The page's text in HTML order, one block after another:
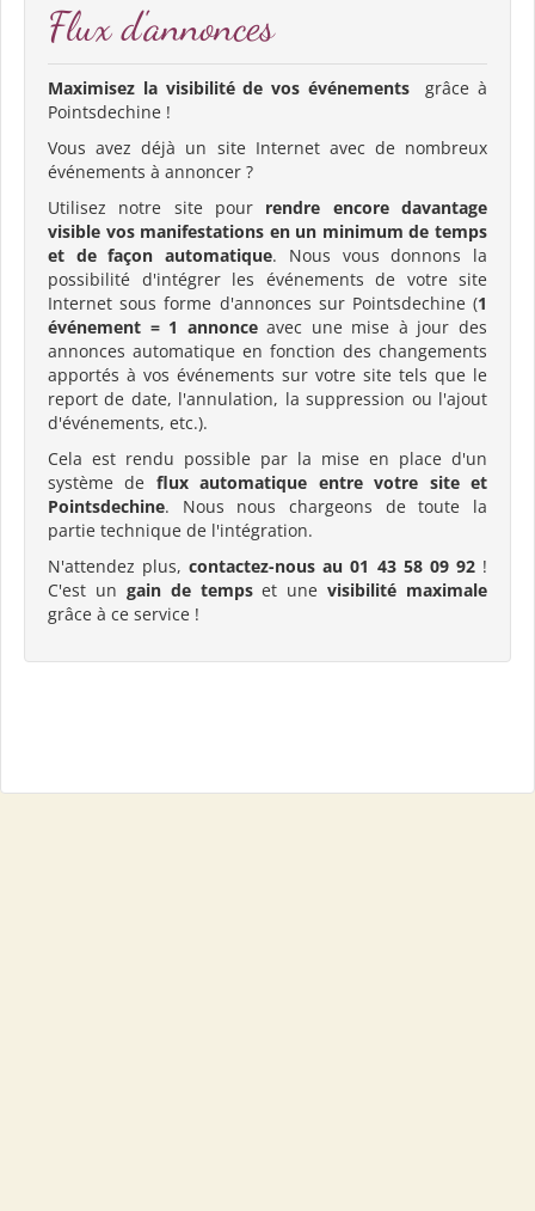
Flux d'annonces
Maximisez la visibilité de vos événements
grâce à
Pointsdechine !
Vous avez déjà un site Internet avec de nombreux
événements à annoncer ?
Utilisez notre site pour rendre encore davantage
visible vos manifestations en un minimum de temps
et de façon automatique. Nous vous donnons la
possibilité d'intégrer les événements de votre site
Internet sous forme d'annonces sur Pointsdechine (1
événement = 1 annonceavec une mise à jour des
annonces automatique en fonction des changements
apportés à vos événements sur votre site tels que le
report de date, l'annulation, la suppression ou l'ajout
d'événements, etc.).
Cela est rendu possible par la mise en place d'un
système de flux automatique entre votre site et
Pointsdechine. Nous nous chargeons de toute la
partie technique de l'intégration.
N'attendez plus,contactez-nous au 01 43 58 09 92!
C'est un gain de tempset unevisibilité maximale
grâce à ce service !